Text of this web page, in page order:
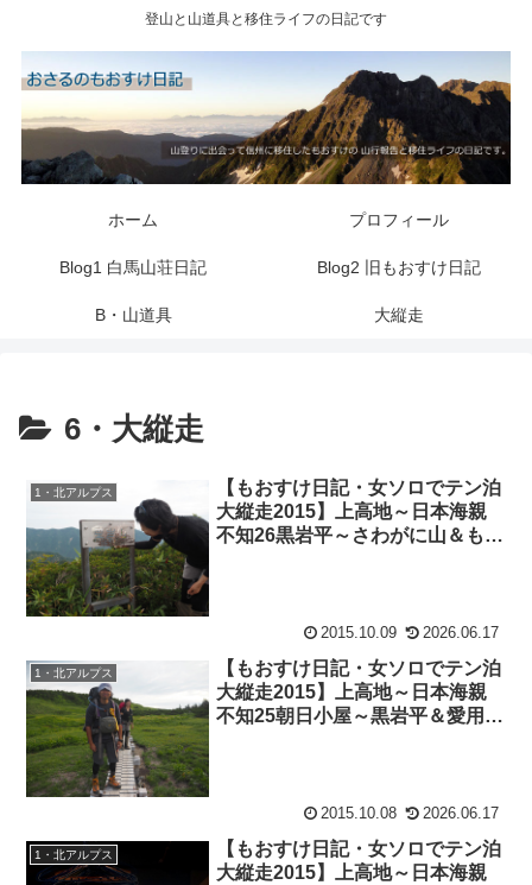
登山と山道具と移住ライフの日記です
ホーム プロフィール
Blog1 白馬山荘日記 Blog2 旧もおすけ日記
B・山道具 大縦走
6・大縦走
1・北アルプス
【もおすけ日記・女ソロでテン泊
大縦走2015】上高地～日本海親
不知26黒岩平～さわがに山＆もお
2015.10.09 2026.06.17
1・北アルプス
【もおすけ日記・女ソロでテン泊
大縦走2015】上高地～日本海親
不知25朝日小屋～黒岩平＆愛用の
2015.10.08 2026.06.17
1・北アルプス
【もおすけ日記・女ソロでテン泊
大縦走2015】上高地～日本海親